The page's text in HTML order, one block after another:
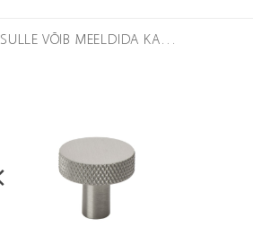
SULLE VÕIB MEELDIDA KA…